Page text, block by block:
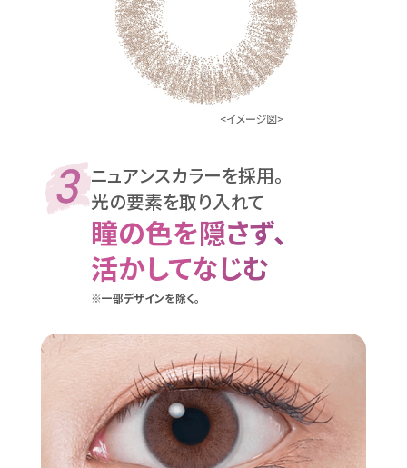
ニュアンスカラーを採用。
光の要素を取り入れて
瞳の色を隠さず、
活かしてなじむ
※一部デザインを除く。